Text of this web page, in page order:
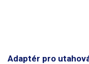
Adaptér pro